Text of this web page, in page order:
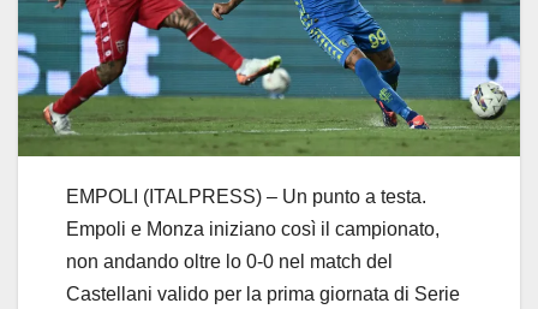
EMPOLI (ITALPRESS) – Un punto a testa.
Empoli e Monza iniziano così il campionato,
non andando oltre lo 0-0 nel match del
Castellani valido per la prima giornata di Serie